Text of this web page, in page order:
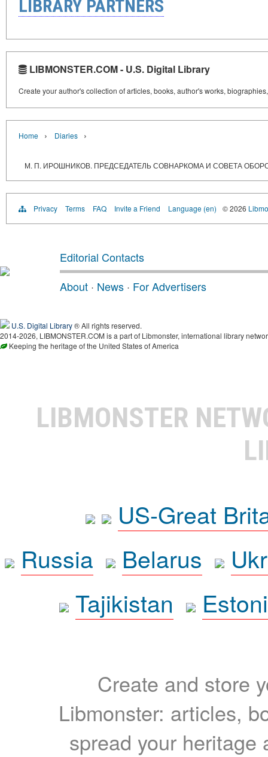
LIBRARY PARTNERS
LIBMONSTER.COM - U.S. Digital Library
Create your author's collection of articles, books, author's works,
Home › Diaries ›
М. П. ИРОШНИКОВ. ПРЕДСЕДАТЕЛЬ СОВНАРКОМА И СОВЕТА
Privacy Terms FAQ Invite a Friend Language (en) © 2026
Editorial Contacts
About · News · For Advertisers
U.S. Digital Library® All rights reserved.
2014-2026, LIBMONSTER.COM is a part of Libmonster, international library
Keeping the heritage of the United States of America
LIBMONSTER
US-Great
Russia
Belarus
Tajikistan
Create and store
Libmonster: articles,
spread your heritage